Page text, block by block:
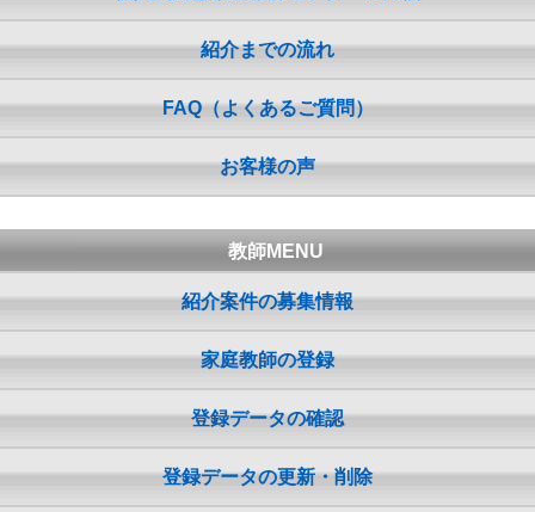
紹介までの流れ
FAQ（よくあるご質問）
お客様の声
教師MENU
紹介案件の募集情報
家庭教師の登録
登録データの確認
登録データの更新・削除